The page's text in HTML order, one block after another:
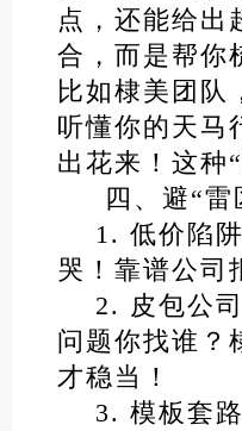
点，还能给出
合，而是帮你
比如棣美团队
听懂你的天马
出花来！这种
四、避“雷
1. 低价陷阱
哭！靠谱公司
2. 皮包公司
问题你找谁？
才稳当！
3. 模板套路